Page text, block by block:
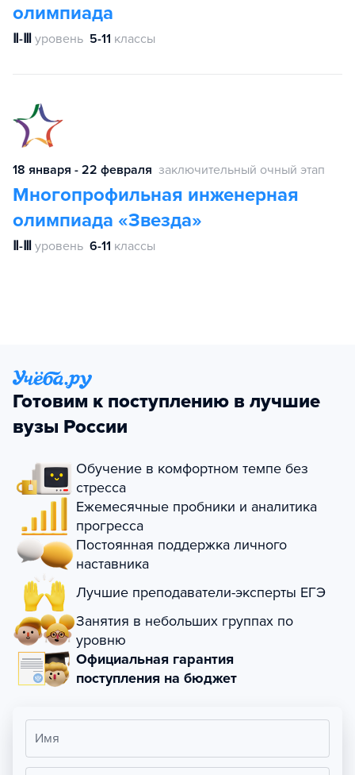
олимпиада
Ⅱ-Ⅲ уровень 5-11 классы
18 января - 22 февраля заключительный очный этап
Многопрофильная инженерная
олимпиада «Звезда»
Ⅱ-Ⅲ уровень 6-11 классы
Готовим к поступлению в лучшие
вузы России
Обучение в комфортном темпе без
стресса
Ежемесячные пробники и аналитика
прогресса
Постоянная поддержка личного
наставника
Лучшие преподаватели-эксперты ЕГЭ
Занятия в небольших группах по
уровню
Официальная гарантия
поступления на бюджет
Имя